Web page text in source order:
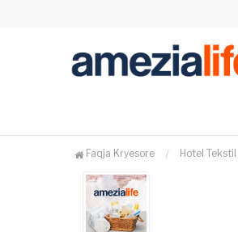
Faqja Kryesore Hotel Tekstil